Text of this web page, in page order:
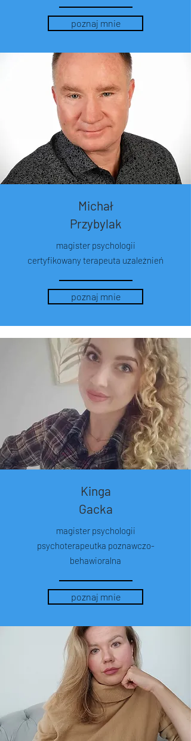
poznaj mnie
Michał
Przybylak
magister psychologii
certyfikowany terapeuta uzależnień
poznaj mnie
Kinga
Gacka
magister psychologii
psychoterapeutka poznawczo-
behawioralna
poznaj mnie